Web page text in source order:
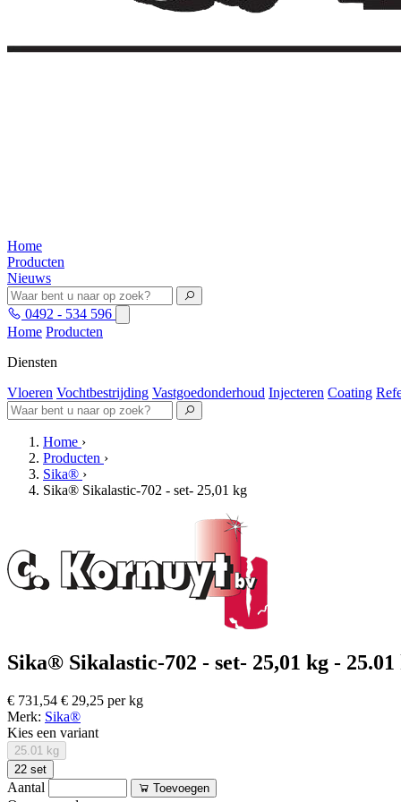
Home
Producten
Nieuws
0492 - 534 596
Home Producten
Diensten
Vloeren Vochtbestrijding Vastgoedonderhoud Injecteren Coating
Home ›
Producten ›
Sika® ›
Sika® Sikalastic-702 - set- 25,01 kg
Sika® Sikalastic-702 - set- 25,01 kg - 25.01
€ 731,54 € 29,25 per kg
Merk: Sika®
Kies een variant
25.01 kg
22 set
Aantal Toevoegen